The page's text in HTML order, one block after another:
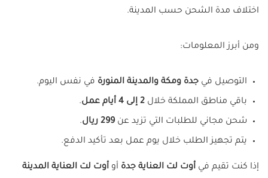
اختلاف مدة الشحن حسب المدينة.
ومن أبرز المعلومات:
التوصيل في جدة ومكة والمدينة المنورة في نفس اليوم.
باقي مناطق المملكة خلال 2 إلى 4 أيام عمل .
شحن مجاني للطلبات التي تزيد عن 299 ريال .
يتم تجهيز الطلب خلال يوم عمل بعد تأكيد الدفع.
إذا كنت تقيم في أوت لت العناية جدة أو أوت لت العناية المدينة